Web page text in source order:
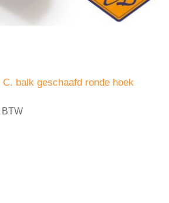
balk geschaafd ronde hoek
BTW